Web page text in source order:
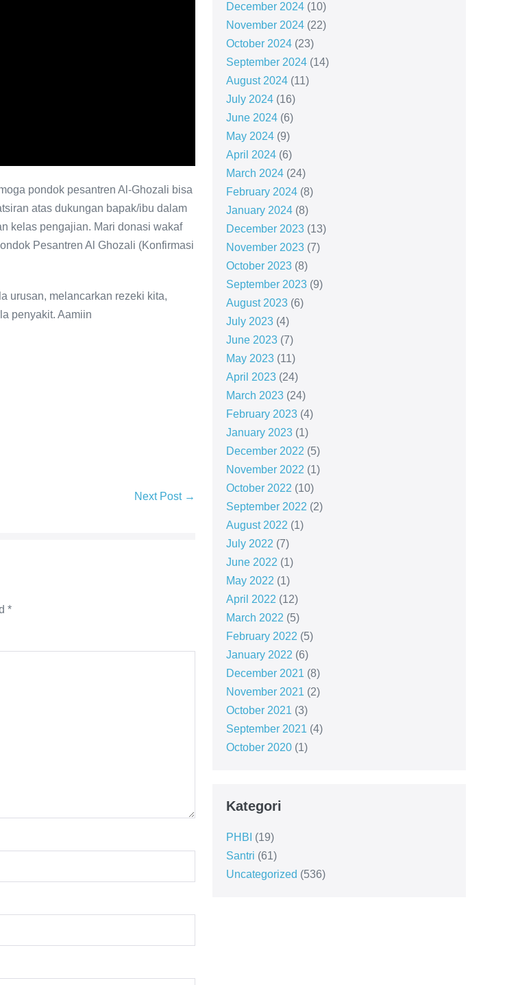
pondok pesantren Al-Ghozali bisa
atas dukungan bapak/ibu dalam
kelas pengajian. Mari donasi wakaf
Pesantren Al Ghozali (Konfirmasi
urusan, melancarkan rezeki kita,
penyakit. Aamiin
Next Post →
*
December 2024(10)
November 2024(22)
October 2024(23)
September 2024(14)
August 2024(11)
July 2024(16)
June 2024(6)
May 2024(9)
April 2024(6)
March 2024(24)
February 2024(8)
January 2024(8)
December 2023(13)
November 2023(7)
October 2023(8)
September 2023(9)
August 2023(6)
July 2023(4)
June 2023(7)
May 2023(11)
April 2023(24)
March 2023(24)
February 2023(4)
January 2023(1)
December 2022 (5)
November 2022 (1)
October 2022 (10)
September 2022 (2)
August 2022 (1)
July 2022 (7)
June 2022 (1)
May 2022 (1)
April 2022 (12)
March 2022 (5)
February 2022 (5)
January 2022 (6)
December 2021 (8)
November 2021 (2)
October 2021 (3)
September 2021 (4)
October 2020(1)
Kategori
PHBI (19)
Santri (61)
Uncategorized (536)